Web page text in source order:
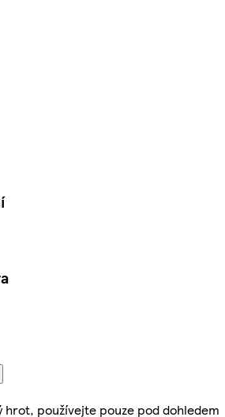
hrot, používejte pouze pod dohledem